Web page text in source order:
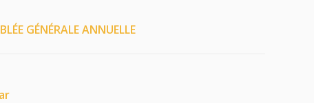
GÉNÉRALE ANNUELLE